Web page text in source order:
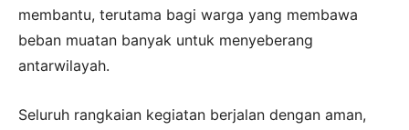
membantu, terutama bagi warga yang membawa
beban muatan banyak untuk menyeberang
antarwilayah.
Seluruh rangkaian kegiatan berjalan dengan aman,